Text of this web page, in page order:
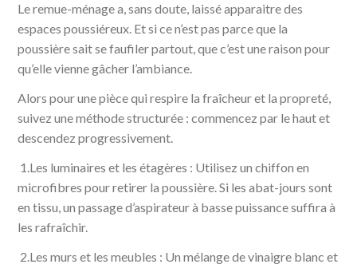
Le remue-ménage a, sans doute, laissé apparaitre des
espaces poussiéreux. Et si ce n’est pas parce que la
poussière sait se faufiler partout, que c’est une raison pour
qu’elle vienne gâcher l’ambiance.
Alors pour une pièce qui respire la fraîcheur et la propreté,
suivez une méthode structurée : commencez par le haut et
descendez progressivement.
1.Les luminaires et les étagères : Utilisez un chiffon en
microfibres pour retirer la poussière. Si les abat-jours sont
en tissu, un passage d’aspirateur à basse puissance suffira à
les rafraîchir.
2.Les murs et les meubles : Un mélange de vinaigre blanc et